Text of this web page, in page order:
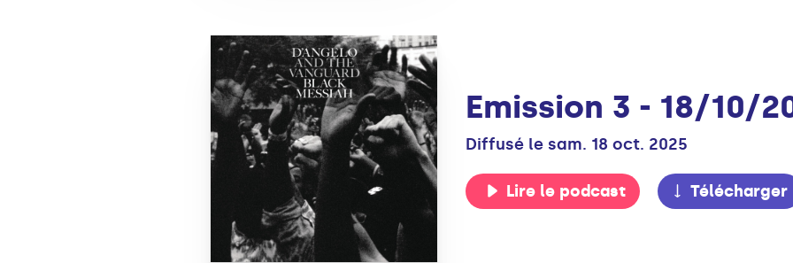
Emission 3 - 18/10/
Diffusé le sam. 18 oct. 2025
Lire le podcast Télécharger